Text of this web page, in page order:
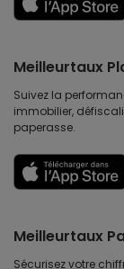
Meilleurtaux
Suivez la
immobilier,
paperasse.
Meilleurtaux
Sécurisez votre